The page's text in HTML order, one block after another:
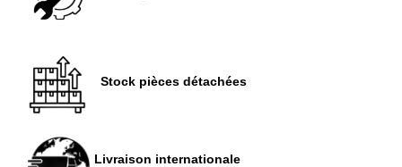
Stock pièces détachées
Livraison internationale